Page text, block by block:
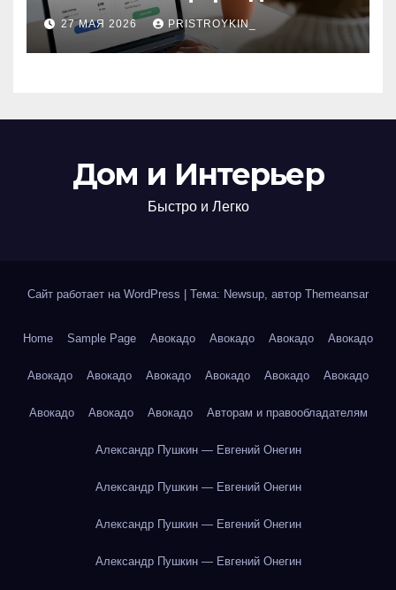
поиска авиабилетов и
железнодорожных
билетов
27 МАЯ 2026 PRISTROYKIN_
Дом и Интерьер
Быстро и Легко
Сайт работает на WordPress Тема: Newsup, автор Themeansar
Home Sample Page Авокадо Авокадо Авокадо Авокадо
Авокадо Авокадо Авокадо Авокадо Авокадо Авокадо
Авокадо Авокадо Авокадо Авторам и правообладателям
Александр Пушкин — Евгений Онегин
Александр Пушкин — Евгений Онегин
Александр Пушкин — Евгений Онегин
Александр Пушкин — Евгений Онегин